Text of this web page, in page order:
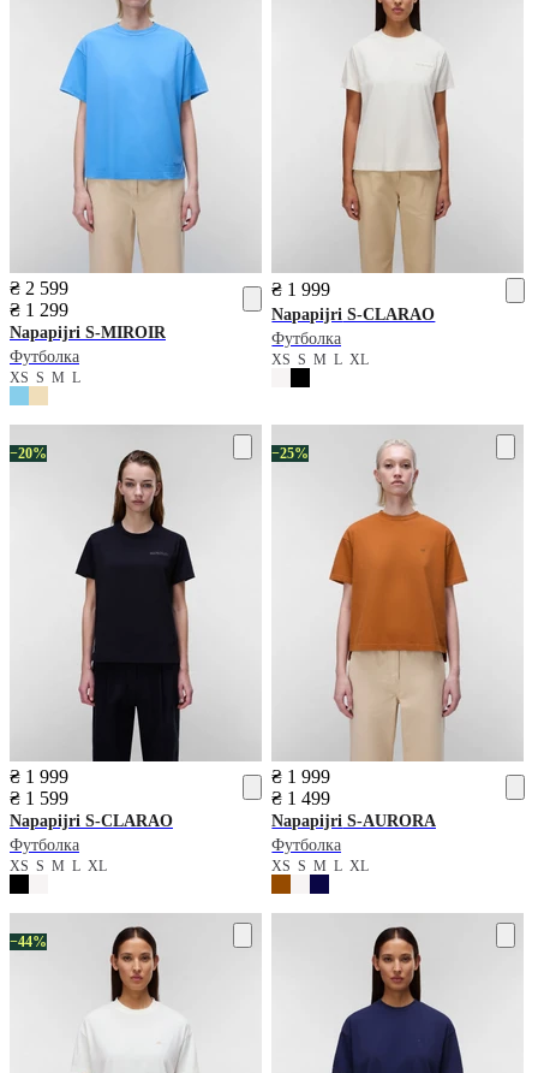
₴ 2 599
₴ 1 299
Napapijri S-MIROIR
Футболка
XS S M L
₴ 1 999
Napapijri S-CLARAO
Футболка
XSSMLXL
−20%
₴ 1 999
₴ 1 599
Napapijri S-CLARAO
Футболка
XS S M L XL
−25%
₴ 1 999
₴ 1 499
Napapijri S-AURORA
Футболка
XSSMLXL
−44%